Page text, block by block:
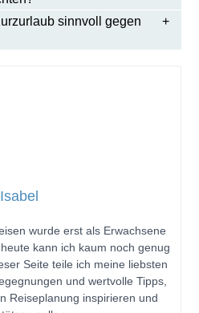
sinnvoll gegen
Isabel
wurde erst als Erwachsene
kann ich kaum noch genug
Seite teile ich meine liebsten
und wertvolle Tipps,
Reiseplanung inspirieren und